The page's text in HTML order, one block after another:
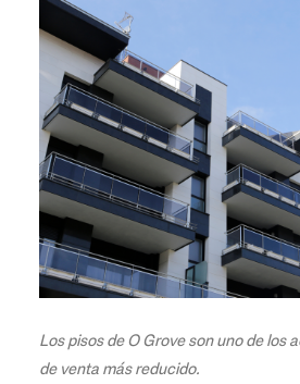
Los pisos de O Grove son uno de los
de venta más reducido.